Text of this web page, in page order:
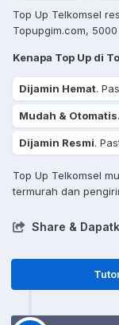
Top Up Telkomsel
Topupgim.com, 5000
Kenapa Top Up di
Dijamin Hemat.
Mudah & Otomatis.
Dijamin Resmi.
Top Up Telkomsel
termurah dan
Share &